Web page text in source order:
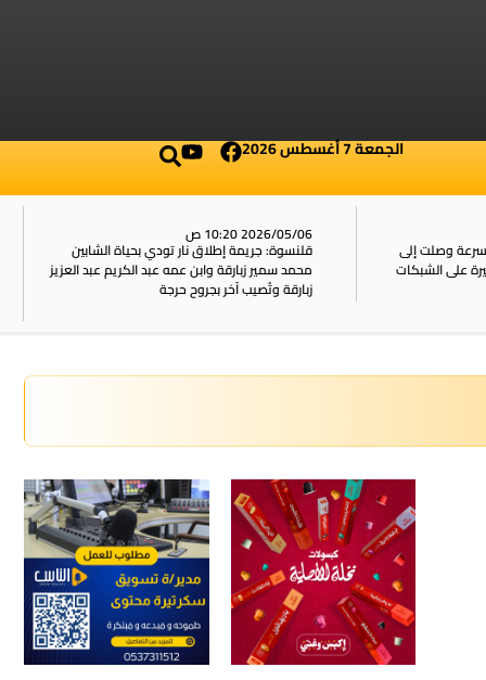
الجمعة 7 أغسطس 2026
وصلت إلى
2026/05/06 10:20 ص
قلنسوة: جريمة إطلاق نار تودي بحياة الشابين
محمد سمير زبارقة وابن عمه عبد الكريم عبد العزيز
زبارقة وتُصيب آخر بجروح حرجة